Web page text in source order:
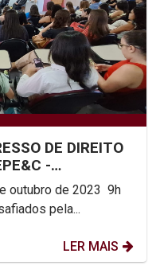
DE DIREITO
de 2023 9h
pela...
LER MAIS